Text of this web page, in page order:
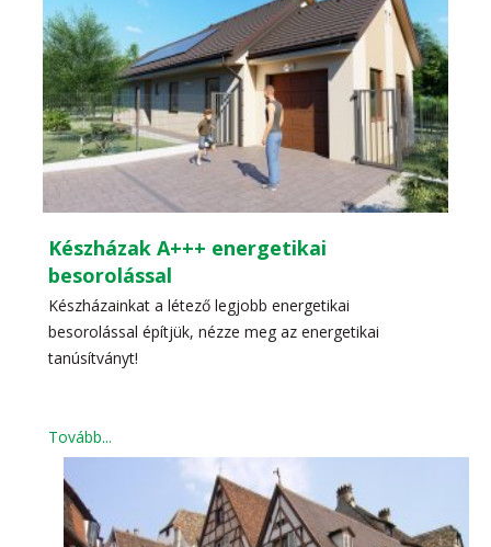
Készházak A+++ energetikai
besorolással
Készházainkat a létező legjobb energetikai
besorolással építjük, nézze meg az energetikai
tanúsítványt!
Tovább...